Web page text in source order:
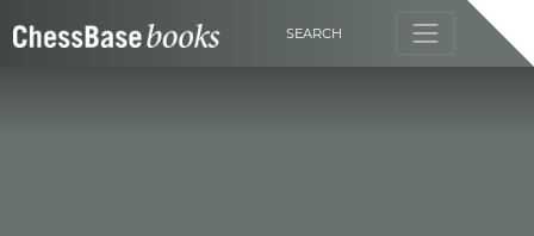
SEARCH